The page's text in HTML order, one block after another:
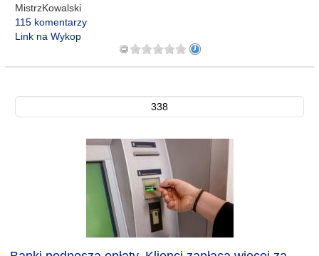
MistrzKowalski
115 komentarzy
Link na Wykop
338